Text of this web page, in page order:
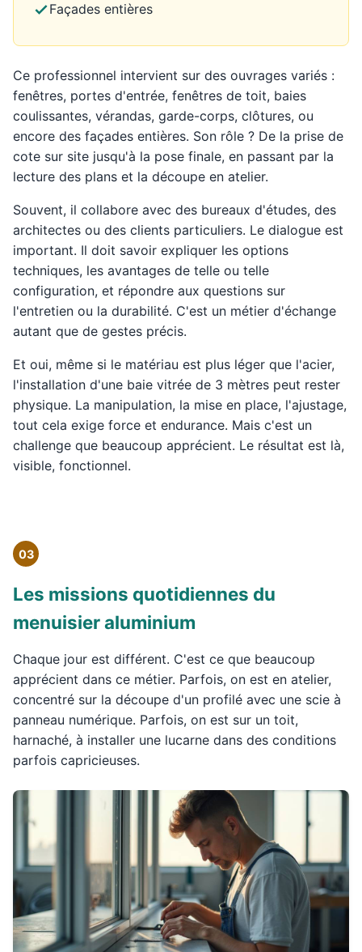
Façades entières
Ce professionnel intervient sur des ouvrages variés :
fenêtres, portes d'entrée, fenêtres de toit, baies
coulissantes, vérandas, garde-corps, clôtures, ou
encore des façades entières. Son rôle ? De la prise de
cote sur site jusqu'à la pose finale, en passant par la
lecture des plans et la découpe en atelier.
Souvent, il collabore avec des bureaux d'études, des
architectes ou des clients particuliers. Le dialogue est
important. Il doit savoir expliquer les options
techniques, les avantages de telle ou telle
configuration, et répondre aux questions sur
l'entretien ou la durabilité. C'est un métier d'échange
autant que de gestes précis.
Et oui, même si le matériau est plus léger que l'acier,
l'installation d'une baie vitrée de 3 mètres peut rester
physique. La manipulation, la mise en place, l'ajustage,
tout cela exige force et endurance. Mais c'est un
challenge que beaucoup apprécient. Le résultat est là,
visible, fonctionnel.
03
Les missions quotidiennes du
menuisier aluminium
Chaque jour est différent. C'est ce que beaucoup
apprécient dans ce métier. Parfois, on est en atelier,
concentré sur la découpe d'un profilé avec une scie à
panneau numérique. Parfois, on est sur un toit,
harnaché, à installer une lucarne dans des conditions
parfois capricieuses.